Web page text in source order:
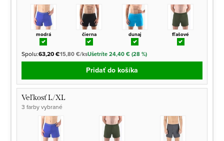
modrá čierna dunaj fľašové
Spolu:63,20 €15,80 €/ksUšetríte 24,40 € (28 %)
Pridať do košíka
Veľkosť L/XL
3 farby vybrané